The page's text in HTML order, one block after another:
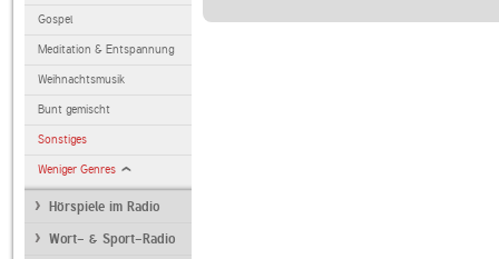
Gospel
Meditation & Entspannung
Weihnachtsmusik
Bunt gemischt
Sonstiges
Weniger Genres
Hörspiele im Radio
Wort- & Sport-Radio